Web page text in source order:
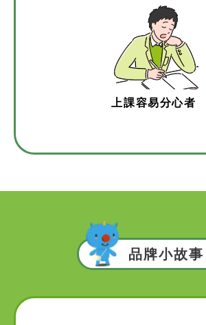
上課容易分心者
品牌小故事